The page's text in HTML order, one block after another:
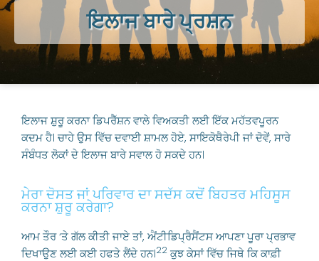
ਇਲਾਜ ਬਾਰੇ ਪ੍ਰਸ਼ਨ
ਇਲਾਜ ਸ਼ੁਰੂ ਕਰਨਾ ਡਿਪਰੈੱਸ਼ਨ ਵਾਲੇ ਵਿਅਕਤੀ ਲਈ ਇੱਕ ਮਹੱਤਵਪੂਰਨ
ਕਦਮ ਹੈ। ਚਾਹੇ ਉਸ ਵਿੱਚ ਦਵਾਈ ਸ਼ਾਮਲ ਹੋਏ, ਸਾਇਕੋਥੈਰੇਪੀ ਜਾਂ ਦੋਵੇਂ, ਸਾਰੇ
ਸੰਬੰਧਤ ਲੋਕਾਂ ਦੇ ਇਲਾਜ ਬਾਰੇ ਸਵਾਲ ਹੋ ਸਕਦੇ ਹਨ।
ਮੇਰਾ ਦੋਸਤ ਜਾਂ ਪਰਿਵਾਰ ਦਾ ਸਦੱਸ ਕਦੋਂ ਬਿਹਤਰ ਮਹਿਸੂਸ
ਕਰਨਾ ਸ਼ੁਰੂ ਕਰੇਗਾ?
ਆਮ ਤੌਰ ‘ਤੇ ਗੱਲ ਕੀਤੀ ਜਾਏ ਤਾਂ, ਐਂਟੀਡਿਪ੍ਰੈਸੈਂਟਸ ਆਪਣਾ ਪੂਰਾ ਪ੍ਰਭਾਵ
ਦਿਖਾਉਣ ਲਈ ਕਈ ਹਫਤੇ ਲੈਂਦੇ ਹਨ।22 ਕੁਝ ਕੇਸਾਂ ਵਿੱਚ ਜਿਥੇ ਕਿ ਕਾਫ਼ੀ